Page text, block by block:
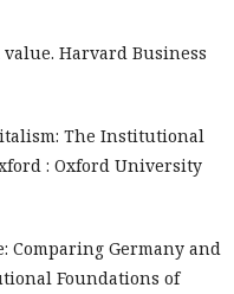
value. Harvard Business
The Institutional
: Oxford University
Comparing Germany and
Foundations of